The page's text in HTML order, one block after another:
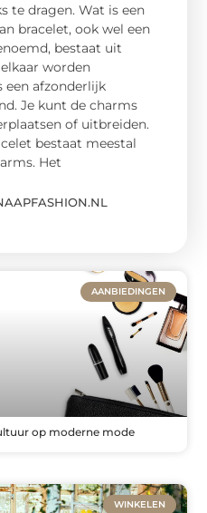
te dragen. Wat is een
bracelet, ook wel een
bestaat uit
worden
een afzonderlijk
Je kunt de charms
of uitbreiden.
bestaat meestal
Het
AANBIEDINGEN
op moderne mode
WINKELEN